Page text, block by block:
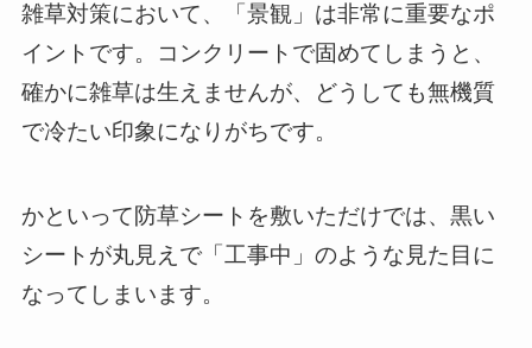
雑草対策において、「景観」は非常に重要なポ
イントです。コンクリートで固めてしまうと、
確かに雑草は生えませんが、どうしても無機質
で冷たい印象になりがちです。
かといって防草シートを敷いただけでは、黒い
シートが丸見えで「工事中」のような見た目に
なってしまいます。